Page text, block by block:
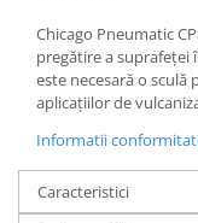
Chicago Pneumatic
pregătire a suprafeței
este necesară o
aplicațiilor de
Informatii
Caracteristici